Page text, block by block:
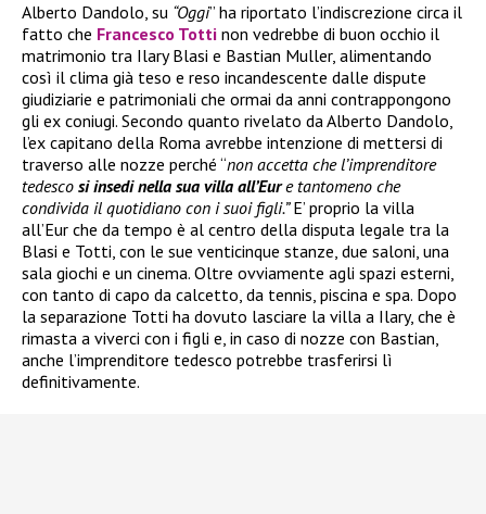
Alberto Dandolo, su “Oggi” ha riportato l’indiscrezione circa il
fatto che Francesco Totti non vedrebbe di buon occhio il
matrimonio tra Ilary Blasi e Bastian Muller, alimentando
così il clima già teso e reso incandescente dalle dispute
giudiziarie e patrimoniali che ormai da anni contrappongono
gli ex coniugi. Secondo quanto rivelato da Alberto Dandolo,
l’ex capitano della Roma avrebbe intenzione di mettersi di
traverso alle nozze perché “non accetta che l’imprenditore
tedesco si insedi nella sua villa all’Eure tantomeno che
condivida il quotidiano con i suoi figli.”E’ proprio la villa
all’Eur che da tempo è al centro della disputa legale tra la
Blasi e Totti, con le sue venticinque stanze, due saloni, una
sala giochi e un cinema. Oltre ovviamente agli spazi esterni,
con tanto di capo da calcetto, da tennis, piscina e spa. Dopo
la separazione Totti ha dovuto lasciare la villa a Ilary, che è
rimasta a viverci con i figli e, in caso di nozze con Bastian,
anche l’imprenditore tedesco potrebbe trasferirsi lì
definitivamente.